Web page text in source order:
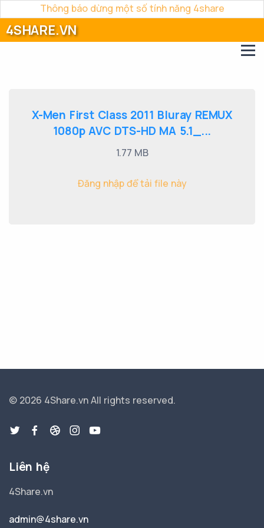
Thông báo dừng một số tính năng 4share
4SHARE.VN
X-Men First Class 2011 Bluray REMUX
1080p AVC DTS-HD MA 5.1_...
1.77 MB
Đăng nhập để tải file này
© 2026 4Share.vnAll rights reserved.
Liên hệ
4Share.vn
admin@4share.vn